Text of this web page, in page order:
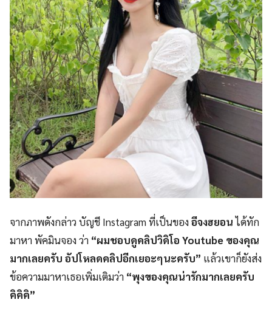
จากภาพดังกล่าว บัญชี Instagram ที่เป็นของอีจงฮยอนได้ทัก
มาหา พัคมินจอง ว่า “ผมชอบดูคลิปวิดิโอ Youtube ของคุณ
มากเลยครับ อัปโหลดคลิปอีกเยอะๆนะครับ” แล้วเขาก็ยังส่ง
ข้อความมาหาเธอเพิ่มเติมว่า “พุงของคุณน่ารักมากเลยครับ
คิคิคิ”